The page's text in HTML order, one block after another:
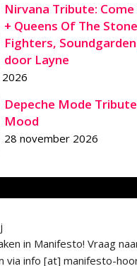
Nirvana Tribute: Come
+ Queens Of The
Fighters,
door Layne
Depeche Mode
Mood
28 november 2026
in Manifesto! Vraag
via info [at] manifesto-